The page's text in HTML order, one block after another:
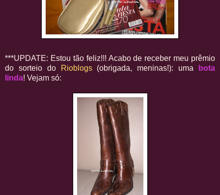
***UPDATE: Estou tão feliz!!! Acabo de receber meu prêmio
do sorteio do
Rioblogs(obrigada, meninas!): uma
bota
linda! Vejam só: